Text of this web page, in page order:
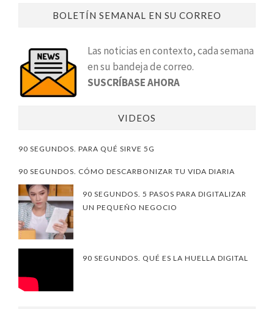
BOLETÍN SEMANAL EN SU CORREO
Las noticias en contexto, cada semana
en su bandeja de correo.
SUSCRÍBASE AHORA
VIDEOS
90 SEGUNDOS. PARA QUÉ SIRVE 5G
90 SEGUNDOS. CÓMO DESCARBONIZAR TU VIDA DIARIA
90 SEGUNDOS. 5 PASOS PARA DIGITALIZAR
UN PEQUEÑO NEGOCIO
90 SEGUNDOS. QUÉ ES LA HUELLA DIGITAL